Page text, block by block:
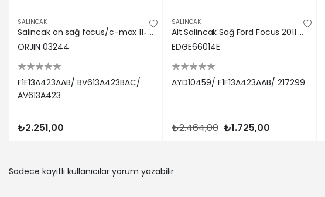
SALINCAK
Salıncak ön sağ focus/c-max 11> rotilli orjın f1f13a423aab/ bv613a423bac/ av613a423
ORJIN 03244
F1F13A423AAB/ BV613A423BAC/
AV613A423
₺2.251,00
SALINCAK
Alt Salincak Sağ Ford Focus 2011 On Edge AYD10459/ F1F13A423AAB/ 217299 E66014E
EDGE66014E
AYD10459/ F1F13A423AAB/ 217299
₺2.464,00 ₺1.725,00
Sadece kayıtlı kullanıcılar yorum yazabilir